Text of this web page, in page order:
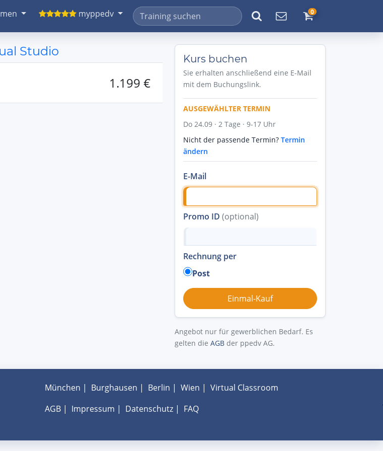
myppedv 0
Studio
1.199 €
Kurs buchen
Sie erhalten anschließend eine E-Mail
mit dem Buchungslink.
AUSGEWÄHLTER TERMIN
Do 24.09 · 2 Tage · 9-17 Uhr
Nicht der passende Termin? Termin
ändern
E-Mail
Promo ID (optional)
Rechnung per
Post
Angebot nur für gewerblichen Bedarf. Es
gelten die AGB der ppedv AG.
München | Burghausen | Berlin | Wien | Virtual Classroom
AGB| Impressum | Datenschutz| FAQ